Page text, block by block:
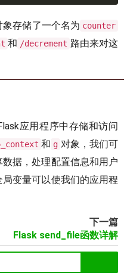
象存储了一个名为 counter
和 /decrement 路由来对这
应用程序中存储和访问
和 g 对象，我们可
据，处理配置信息和用户
变量可以使我们的应用程
下一篇
Flask send_file函数详解